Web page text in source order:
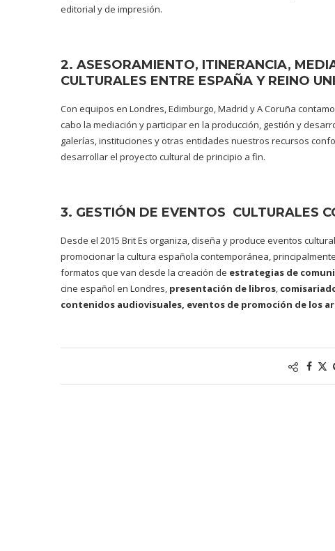
editorial y de impresión.
2. ASESORAMIENTO, ITINERANCIA,
CULTURALES ENTRE ESPAÑA Y REINO
Con equipos en Londres, Edimburgo, Madrid y A Coruña
cabo la mediación y participar en la producción, gestión y
galerías, instituciones y otras entidades nuestros recursos
desarrollar el proyecto cultural de principio a fin.
3. GESTIÓN DE EVENTOS CULTURALES
Desde el 2015 Brit Es organiza, diseña y produce eventos
promocionar la cultura española contemporánea,
formatos que van desde la creación de estrategias de
cine español en Londres, presentación de libros,
contenidos audiovisuales, eventos de promoción de los